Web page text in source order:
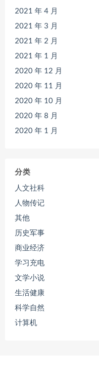
2021 年 4 月
2021 年 3 月
2021 年 2 月
2021 年 1 月
2020 年 12 月
2020 年 11 月
2020 年 10 月
2020 年 8 月
2020 年 1 月
分类
人文社科
人物传记
其他
历史军事
商业经济
学习充电
文学小说
生活健康
科学自然
计算机